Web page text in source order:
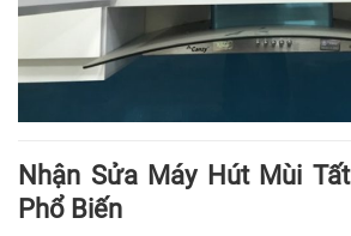
Nhận Sửa Máy Hút Mùi
Phổ Biến